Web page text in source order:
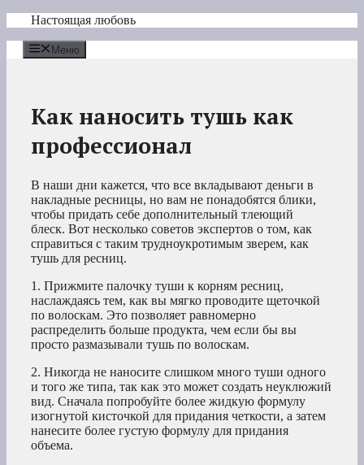
Перейти
содержимому
Настоящая любовь
Меню
Как наносить тушь как
профессионал
В наши дни кажется, что все вкладывают деньги в
накладные ресницы, но вам не понадобятся блики,
чтобы придать себе дополнительный тлеющий
блеск. Вот несколько советов экспертов о том, как
справиться с таким трудноукротимым зверем, как
тушь для ресниц.
1. Прижмите палочку туши к корням ресниц,
наслаждаясь тем, как вы мягко проводите щеточкой
по волоскам. Это позволяет равномерно
распределить больше продукта, чем если бы вы
просто размазывали тушь по волоскам.
2. Никогда не наносите слишком много туши одного
и того же типа, так как это может создать неуклюжий
вид. Сначала попробуйте более жидкую формулу
изогнутой кисточкой для придания четкости, а затем
нанесите более густую формулу для придания
объема.